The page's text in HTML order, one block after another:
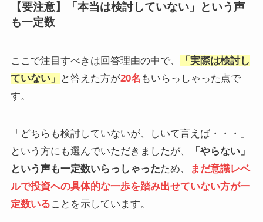
【要注意】「本当は検討していない」という声
も一定数
ここで注目すべきは回答理由の中で、
「実際は検討し
ていない」
と答えた方が20名 もいらっしゃった点で
す。
「どちらも検討していないが、しいて言えば・・・」
という方にも選んでいただきましたが、
「やらない」
という声も一定数いらっしゃったため、
まだ意識レベ
ルで投資への具体的な一歩を踏み出せていない方が一
定数いることを示しています。